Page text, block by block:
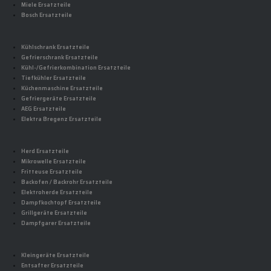
Miele Ersatzteile
Bosch Ersatzteile
Kühlschrank Ersatzteile
Gefrierschrank Ersatzteile
Kühl-/Gefrierkombination Ersatzteile
Tiefkühler Ersatzteile
Küchenmaschine Ersatzteile
Gefriergeräte Ersatzteile
AEG Ersatzteile
Elektra Bregenz Ersatzteile
Herd Ersatzteile
Mikrowelle Ersatzteile
Fritteuse Ersatzteile
Backofen / Backrohr Ersatzteile
Elektroherde Ersatzteile
Dampfkochtopf Ersatzteile
Grillgeräte Ersatzteile
Dampfgarer Ersatzteile
Kleingeräte Ersatzteile
Entsafter Ersatzteile